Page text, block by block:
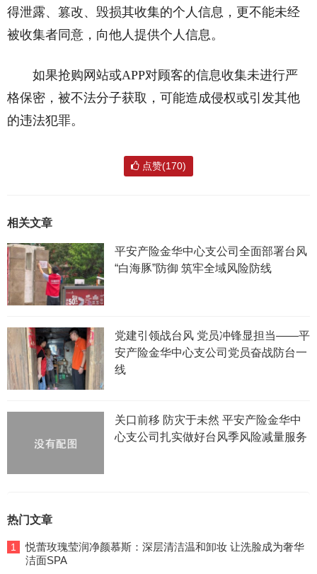
得泄露、篡改、毁损其收集的个人信息，更不能未经
被收集者同意，向他人提供个人信息。
如果抢购网站或APP对顾客的信息收集未进行严
格保密，被不法分子获取，可能造成侵权或引发其他
的违法犯罪。
点赞(170)
相关文章
平安产险金华中心支公司全面部署台风
“白海豚”防御 筑牢全域风险防线
党建引领战台风 党员冲锋显担当——平
安产险金华中心支公司党员奋战防台一
线
关口前移 防灾于未然 平安产险金华中
心支公司扎实做好台风季风险减量服务
热门文章
1
悦蕾玫瑰莹润净颜慕斯：深层清洁温和卸妆 让洗脸成为奢华
洁面SPA